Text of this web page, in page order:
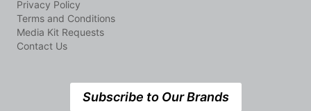
Privacy Policy
Terms and Conditions
Media Kit Requests
Contact Us
Subscribe to Our Brands